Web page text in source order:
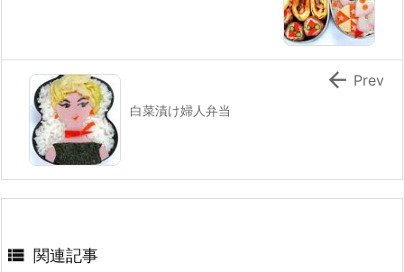
白菜漬け婦人弁当
 Prev
 関連記事